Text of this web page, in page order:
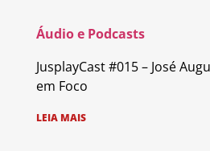
Áudio e Podcasts
JusplayCast #015 – José
em Foco
LEIA MAIS